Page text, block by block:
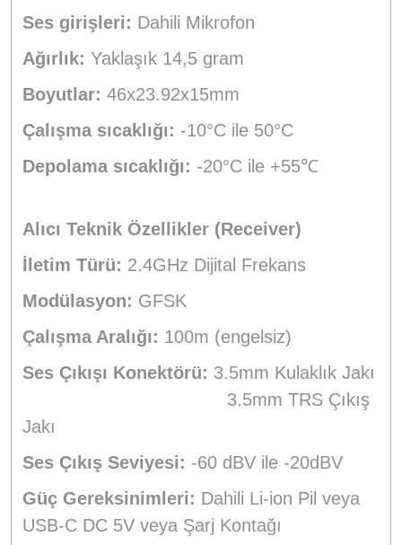
Ses girişleri: Dahili Mikrofon
Ağırlık: Yaklaşık 14,5 gram
Boyutlar: 46x23.92x15mm
Çalışma sıcaklığı: -10°C ile 50°C
Depolama sıcaklığı: -20°C ile +55℃
Alıcı Teknik Özellikler (Receiver)
İletim Türü: 2.4GHz Dijital Frekans
Modülasyon: GFSK
Çalışma Aralığı: 100m (engelsiz)
Ses Çıkışı Konektörü: 3.5mm Kulaklık Jakı
3.5mm TRS Çıkış
Jakı
Ses Çıkış Seviyesi: -60 dBV ile -20dBV
Güç Gereksinimleri: Dahili Li-ion Pil veya
USB-C DC 5V veya Şarj Kontağı